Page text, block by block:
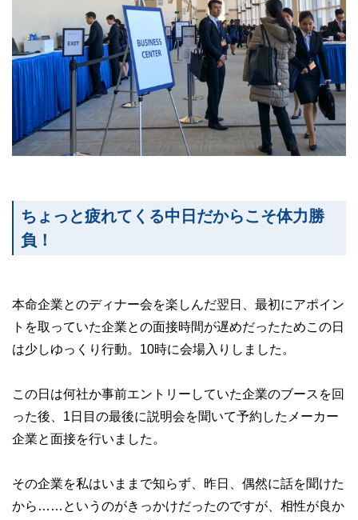
ちょっと疲れてくる中日だからこそ体力勝
負！
本命企業とのディナー会を楽しんだ翌日、最初にアポイン
トを取っていた企業との面接時間が遅めだったためこの日
は少しゆっくり行動。10時に会場入りしました。
この日は何社か事前エントリーしていた企業のブースを回
った後、1日目の最後に説明会を聞いて予約したメーカー
企業と面接を行いました。
その企業を私はいままで知らず、昨日、偶然に話を聞けた
から……というのがきっかけだったのですが、相性が良か